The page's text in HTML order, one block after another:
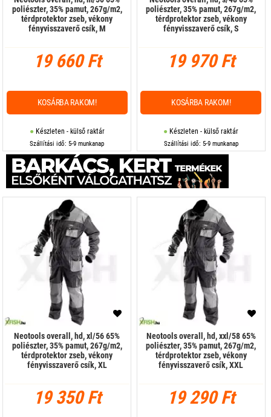
poliészter, 35% pamut, 267g/m2,
térdprotektor zseb, vékony
fényvisszaverő csík, M
19 660 Ft
Készleten - külső raktár
Szállítási idő: 5-9 munkanap
KOSÁRBA RAKOM!
poliészter, 35% pamut, 267g/m2,
térdprotektor zseb, vékony
fényvisszaverő csík, S
19 970 Ft
Készleten - külső raktár
Szállítási idő: 5-9 munkanap
KOSÁRBA RAKOM!
Neotools overall, hd, xl/56 65%
poliészter, 35% pamut, 267g/m2,
térdprotektor zseb, vékony
fényvisszaverő csík, XL
19 350 Ft
Neotools overall, hd, xxl/58 65%
poliészter, 35% pamut, 267g/m2,
térdprotektor zseb, vékony
fényvisszaverő csík, XXL
19 290 Ft